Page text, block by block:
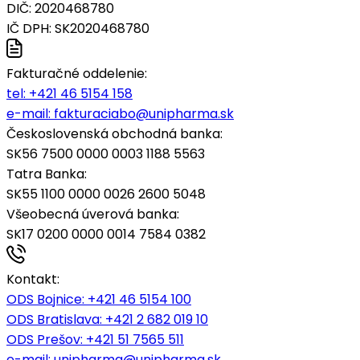
DIČ: 2020468780
IČ DPH: SK2020468780
Fakturačné oddelenie:
tel: +421 46 5154 158
e-mail: fakturaciabo@unipharma.sk
Československá obchodná banka:
SK56 7500 0000 0003 1188 5563
Tatra Banka:
SK55 1100 0000 0026 2600 5048
Všeobecná úverová banka:
SK17 0200 0000 0014 7584 0382
Kontakt:
ODS Bojnice: +421 46 5154 100
ODS Bratislava: +421 2 682 019 10
ODS Prešov: +421 51 7565 511